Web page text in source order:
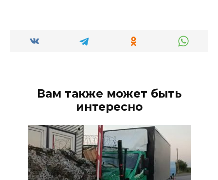
Вам также может быть
интересно